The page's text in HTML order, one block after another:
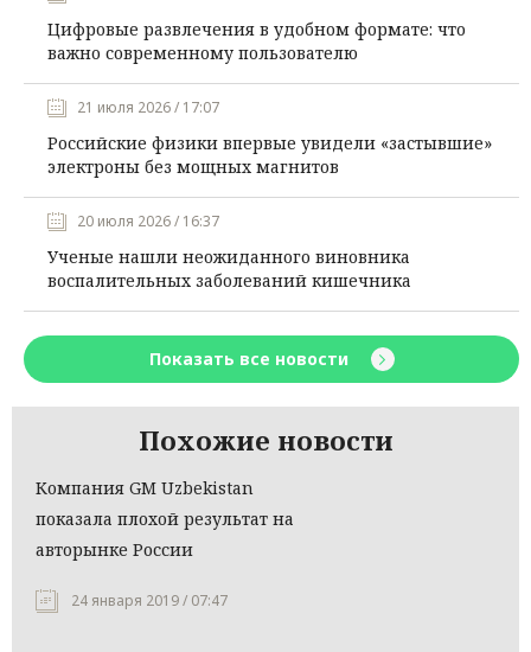
Цифровые развлечения в удобном формате: что
важно современному пользователю
21 июля 2026 / 17:07
Российские физики впервые увидели «застывшие»
электроны без мощных магнитов
20 июля 2026 / 16:37
Ученые нашли неожиданного виновника
воспалительных заболеваний кишечника
Показать все новости
Похожие новости
Компания GM Uzbekistan
показала плохой результат на
авторынке России
24 января 2019 / 07:47